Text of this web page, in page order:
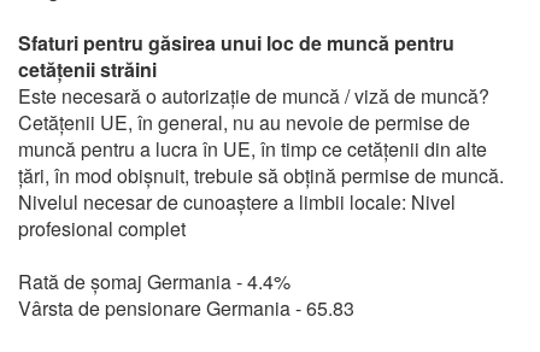
Sfaturi pentru găsirea unui loc de muncă pentru
cetățenii străini
Este necesară o autorizație de muncă / viză de muncă?
Cetățenii UE, în general, nu au nevoie de permise de
muncă pentru a lucra în UE, în timp ce cetățenii din alte
țări, în mod obișnuit, trebuie să obțină permise de muncă.
Nivelul necesar de cunoaștere a limbii locale: Nivel
profesional complet
Rată de șomaj Germania - 4.4%
Vârsta de pensionare Germania - 65.83